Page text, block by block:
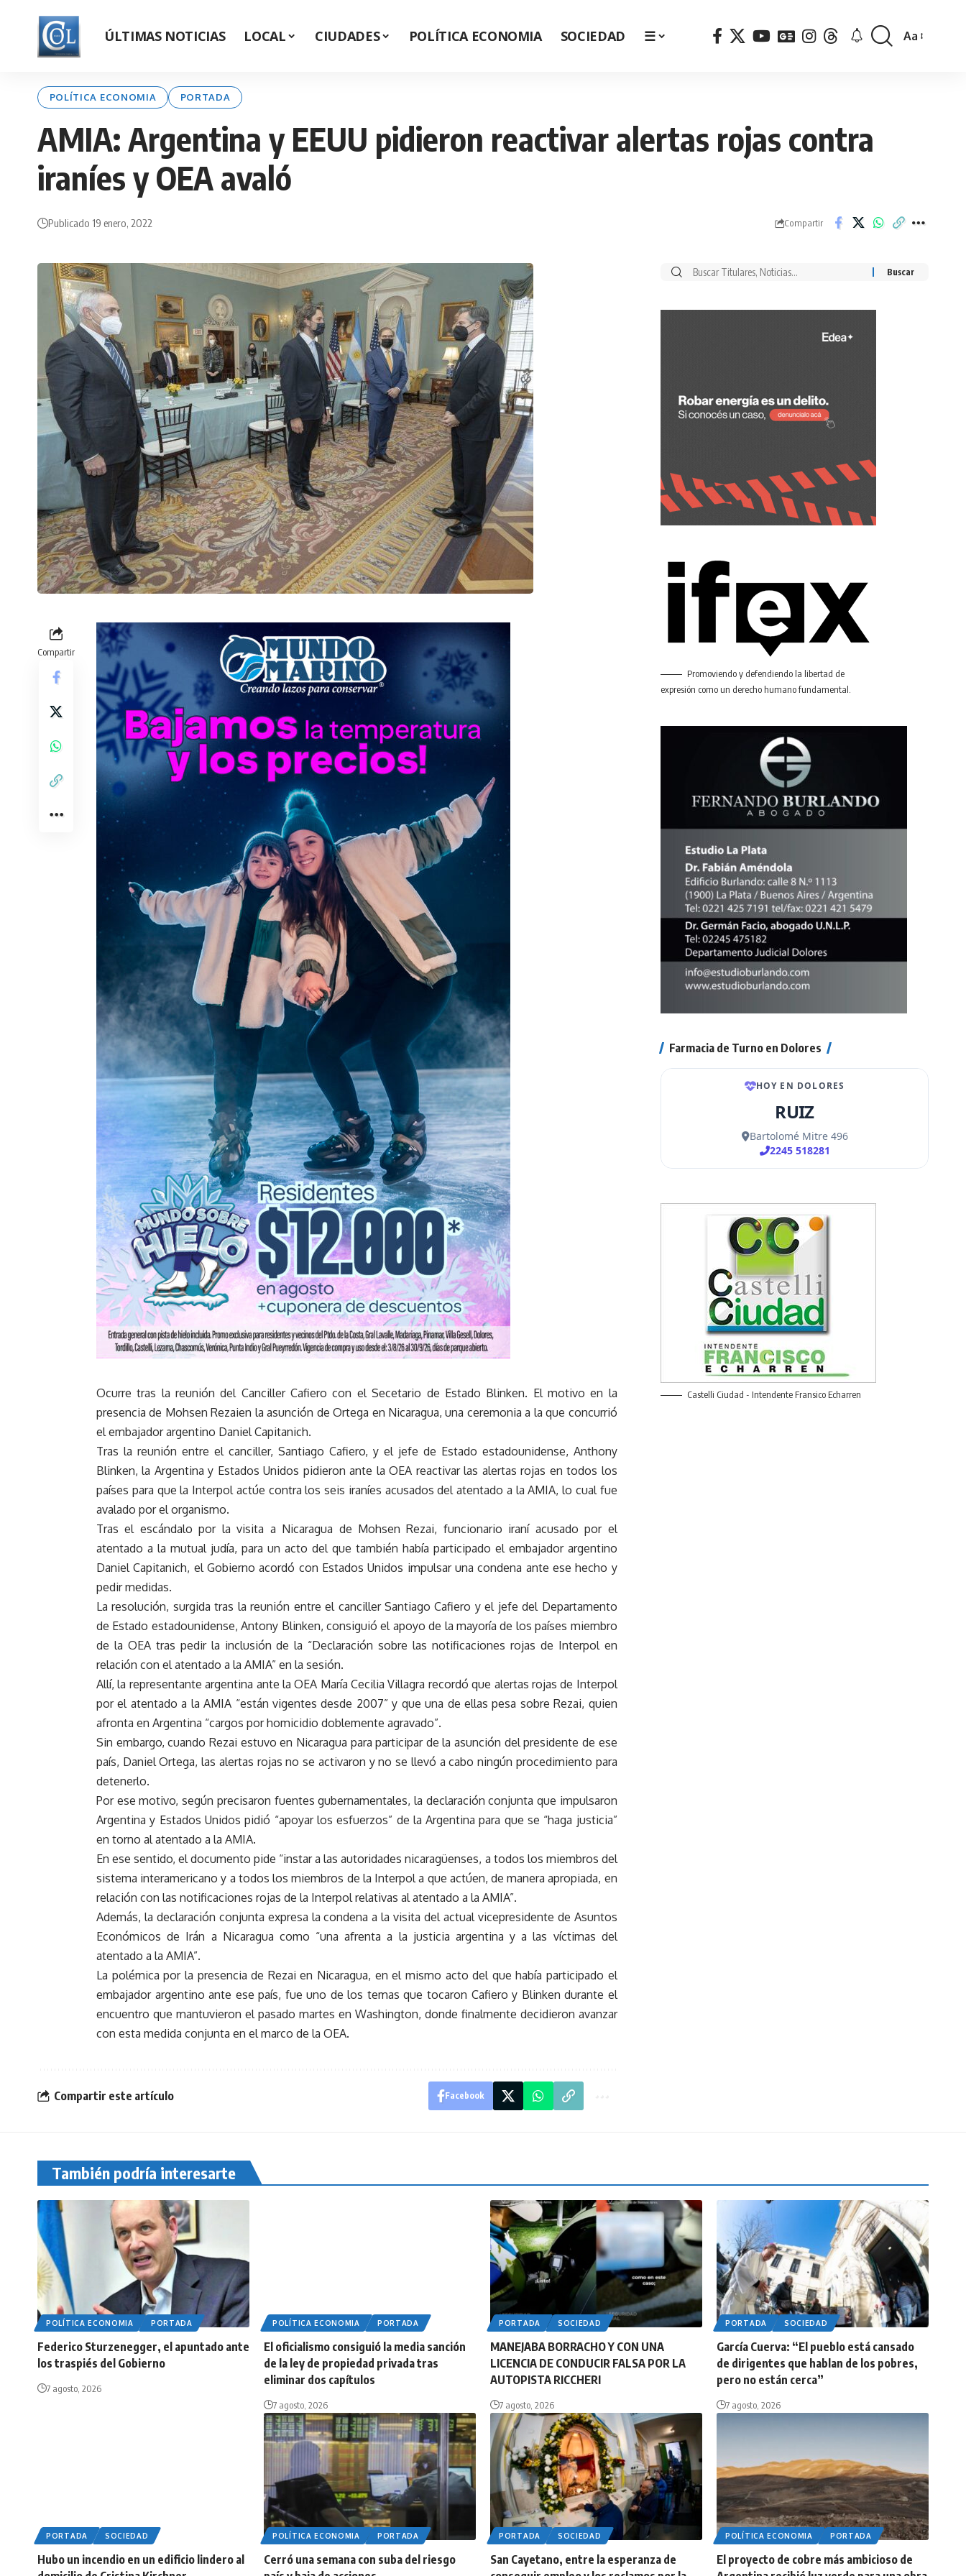
ÚLTIMAS NOTICIAS LOCAL CIUDADES POLÍTICA ECONOMIA SOCIEDAD ☰
Font
Aa
POLÍTICA ECONOMIA PORTADA
AMIA: Argentina y EEUU pidieron reactivar alertas rojas contra
iraníes y OEA avaló
Publicado 19 enero, 2022 Compartir
Compartir
Ocurre tras la reunión del Canciller Cafiero con el Secetario de Estado Blinken. El motivo en la
presencia de Mohsen Rezaien la asunción de Ortega en Nicaragua, una ceremonia a la que concurrió
el embajador argentino Daniel Capitanich.
Tras la reunión entre el canciller, Santiago Cafiero, y el jefe de Estado estadounidense, Anthony
Blinken, la Argentina y Estados Unidos pidieron ante la OEA reactivar las alertas rojas en todos los
países para que la Interpol actúe contra los seis iraníes acusados del atentado a la AMIA, lo cual fue
avalado por el organismo.
Tras el escándalo por la visita a Nicaragua de Mohsen Rezai, funcionario iraní acusado por el
atentado a la mutual judía, para un acto del que también había participado el embajador argentino
Daniel Capitanich, el Gobierno acordó con Estados Unidos impulsar una condena ante ese hecho y
pedir medidas.
La resolución, surgida tras la reunión entre el canciller Santiago Cafiero y el jefe del Departamento
de Estado estadounidense, Antony Blinken, consiguió el apoyo de la mayoría de los países miembro
de la OEA tras pedir la inclusión de la “Declaración sobre las notificaciones rojas de Interpol en
relación con el atentado a la AMIA” en la sesión.
Allí, la representante argentina ante la OEA María Cecilia Villagra recordó que alertas rojas de Interpol
por el atentado a la AMIA “están vigentes desde 2007” y que una de ellas pesa sobre Rezai, quien
afronta en Argentina “cargos por homicidio doblemente agravado”.
Sin embargo, cuando Rezai estuvo en Nicaragua para participar de la asunción del presidente de ese
país, Daniel Ortega, las alertas rojas no se activaron y no se llevó a cabo ningún procedimiento para
detenerlo.
Por ese motivo, según precisaron fuentes gubernamentales, la declaración conjunta que impulsaron
Argentina y Estados Unidos pidió “apoyar los esfuerzos” de la Argentina para que se “haga justicia”
en torno al atentado a la AMIA.
En ese sentido, el documento pide “instar a las autoridades nicaragüenses, a todos los miembros del
sistema interamericano y a todos los miembros de la Interpol a que actúen, de manera apropiada, en
relación con las notificaciones rojas de la Interpol relativas al atentado a la AMIA”.
Además, la declaración conjunta expresa la condena a la visita del actual vicepresidente de Asuntos
Económicos de Irán a Nicaragua como “una afrenta a la justicia argentina y a las víctimas del
atentado a la AMIA”.
La polémica por la presencia de Rezai en Nicaragua, en el mismo acto del que había participado el
embajador argentino ante ese país, fue uno de los temas que tocaron Cafiero y Blinken durante el
encuentro que mantuvieron el pasado martes en Washington, donde finalmente decidieron avanzar
con esta medida conjunta en el marco de la OEA.
Compartir este artículo Facebook
Buscar
Promoviendo y defendiendo la libertad de
expresión como un derecho humano fundamental.
Farmacia de Turno en Dolores
Castelli Ciudad - Intendente Fransico Echarren
También podría interesarte
POLÍTICA ECONOMIA PORTADA
Federico Sturzenegger, el apuntado ante
los traspiés del Gobierno
7 agosto, 2026
POLÍTICA ECONOMIA PORTADA
El oficialismo consiguió la media sanción
de la ley de propiedad privada tras
eliminar dos capítulos
7 agosto, 2026
PORTADA SOCIEDAD
MANEJABA BORRACHO Y CON UNA
LICENCIA DE CONDUCIR FALSA POR LA
AUTOPISTA RICCHERI
7 agosto, 2026
PORTADA SOCIEDAD
García Cuerva: “El pueblo está cansado
de dirigentes que hablan de los pobres,
pero no están cerca”
7 agosto, 2026
PORTADA SOCIEDAD
Hubo un incendio en un edificio lindero al
POLÍTICA ECONOMIA PORTADA
Cerró una semana con suba del riesgo
PORTADA SOCIEDAD
San Cayetano, entre la esperanza de
POLÍTICA ECONOMIA PORTADA
El proyecto de cobre más ambicioso de